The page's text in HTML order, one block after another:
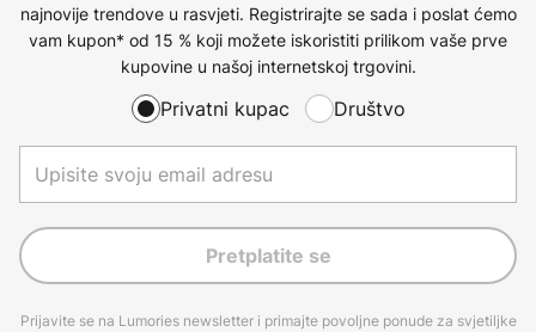
najnovije trendove u rasvjeti. Registrirajte se sada i poslat ćemo
vam kupon* od 15 % koji možete iskoristiti prilikom vaše prve
kupovine u našoj internetskoj trgovini.
Privatni kupac Društvo
Pretplatite se
Prijavite se na Lumories newsletter i primajte povoljne ponude za svjetiljke